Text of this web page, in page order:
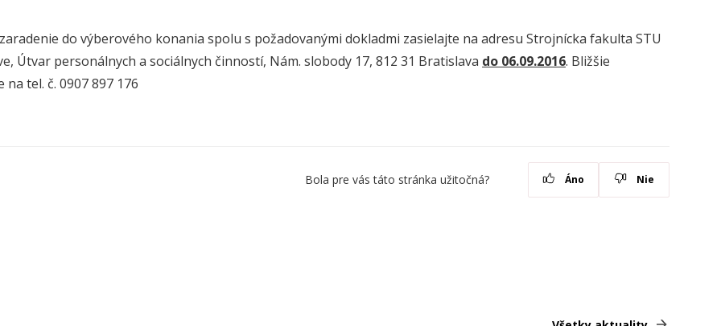
do výberového konania spolu s požadovanými dokladmi zasielajte na adresu Strojnícka fakulta STU
Útvar personálnych a sociálnych činností, Nám. slobody 17, 812 31 Bratislava do 06.09.2016. Bližšie
na tel. č. 0907 897 176
Bola pre vás táto stránka užitočná? Áno Nie